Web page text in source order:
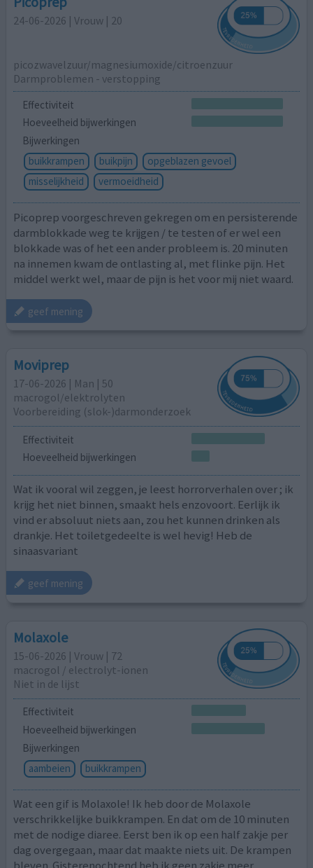
24-06-2026 | Vrouw | 20
picozwavelzuur/magnesiumoxide/citroenzuur
Darmproblemen - verstopping
Effectiviteit
Hoeveelheid bijwerkingen
Bijwerkingen
buikkrampen
buikpijn
opgeblazen gevoel
misselijkheid
vermoeidheid
Picoprep voorgeschreven gekregen om en persisterende
darmblokkade weg te krijgen / te testen of er wel een
blokkade was of het een ander probleem is. 20 minuten
na innemen kwam de ontlasting al, met flinke pijn. Het
middel werkt wel, maar de pijn is het voor mij niet waard.
geef mening
Moviprep
17-06-2026 | Man | 50
macrogol/elektrolyten
Voorbereiding (slok-)darmonderzoek
Effectiviteit
Hoeveelheid bijwerkingen
Wat ik vooral wil zeggen, je leest horrorverhalen over ; ik
krijg het niet binnen, smaakt hels enzovoort. Eerlijk ik
vind er absoluut niets aan, zou het kunnen drinken als
drankje. Het toiletgedeelte is wel hevig! Heb de
sinaasvariant
geef mening
Molaxole
15-06-2026 | Vrouw | 72
macrogol / electrolyt-ionen
Niet in de lijst
Effectiviteit
Hoeveelheid bijwerkingen
Bijwerkingen
aambeien
buikkrampen
Wat een gif is Molaxole! Ik heb door de Molaxole
verschrikkelijke buikkrampen. En dat om de 10 minuten
met de nodige diaree. Eerst ben ik op een half zakje per
dag overgegaan, maar dat maakte niets uit. De krampen